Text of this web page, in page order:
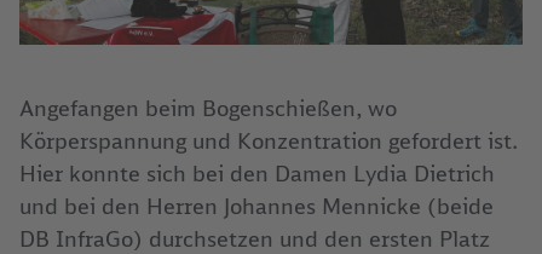
Angefangen beim Bogenschießen, wo
Körperspannung und Konzentration gefordert ist.
Hier konnte sich bei den Damen Lydia Dietrich
und bei den Herren Johannes Mennicke (beide
DB InfraGo) durchsetzen und den ersten Platz